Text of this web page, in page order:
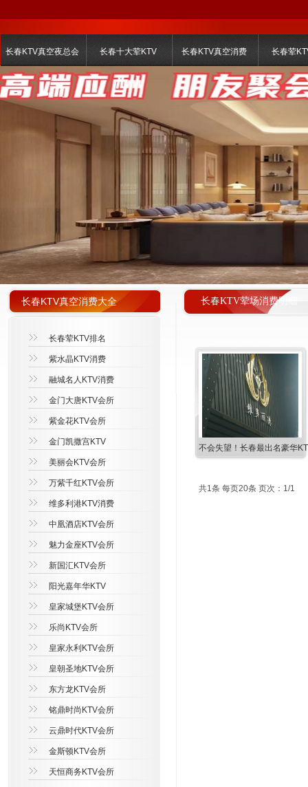
长春KTV真空夜总会 长春十大荤KTV 长春KTV真空消费 长春荤
长春KTV荤场消费明细
不会失望！长春最出名豪华
共1条 每页20条 页次：1/1
长春KTV真空消费大全
长春荤KTV排名
紫水晶KTV消费
融城名人KTV消费
金门大唐KTV会所
紫金花KTV会所
金门凯撒宫KTV
美丽会KTV会所
万紫千红KTV会所
维多利港KTV消费
中凰酒店KTV会所
魅力金座KTV会所
新国汇KTV会所
阳光嘉年华KTV
皇家城堡KTV会所
乐尚KTV会所
皇家永利KTV会所
皇朝圣地KTV会所
东方龙KTV会所
铭鼎时尚KTV会所
云鼎时代KTV会所
金斯顿KTV会所
天恒商务KTV会所